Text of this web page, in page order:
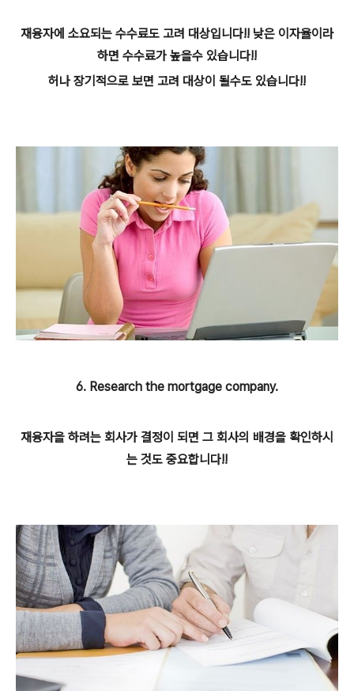
재융자에 소요되는 수수료도 고려 대상입니다!! 낮은 이자율이라
하면 수수료가 높을수 있습니다!!
허나 장기적으로 보면 고려 대상이 될수도 있습니다!!
6. Research the mortgage company.
재융자을 하려는 회사가 결정이 되면 그 회사의 배경을 확인하시
는 것도 중요합니다!!